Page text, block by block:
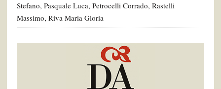
Stefano, Pasquale Luca, Petrocelli Corrado, Rastelli
Massimo, Riva Maria Gloria